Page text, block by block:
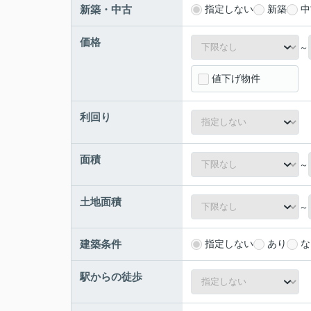
新築・中古 指定しない 新築
価格 ～
値下げ物件
利回り
面積 ～
土地面積 ～
建築条件 指定しない あり
駅からの徒歩